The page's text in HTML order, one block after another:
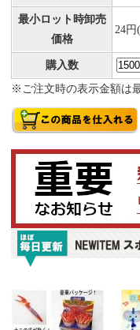
最小ロット時卸売
価格
24円
購入数
※ご注文時の表示金額は